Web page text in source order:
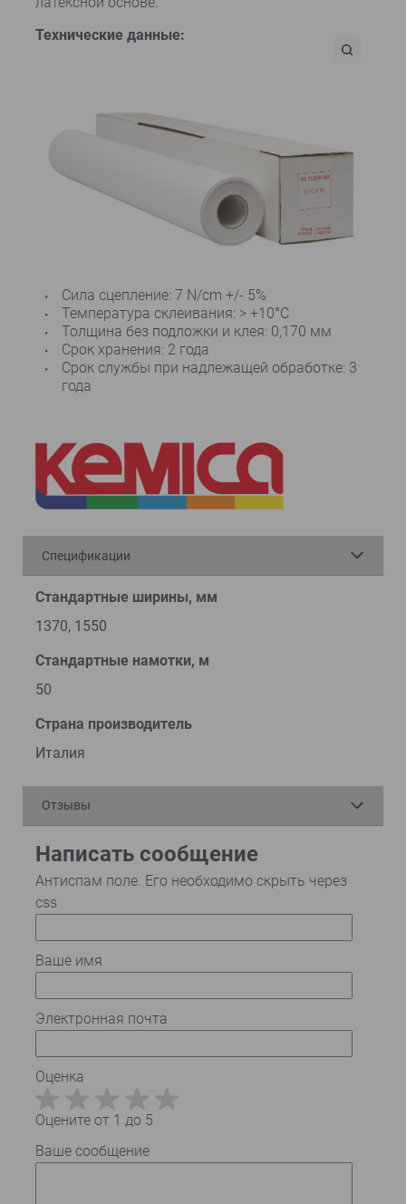
Технические данные:
Сила сцепление: 7 N/cm +/- 5%
Температура склеивания: > +10°C
Толщина без подложки и клея: 0,170 мм
Срок хранения: 2 года
Срок службы при надлежащей обработке: 3
года
Спецификации
Стандартные ширины, мм
1370, 1550
Стандартные намотки, м
50
Страна производитель
Италия
Отзывы
Написать сообщение
Антиспам поле. Его необходимо скрыть через
css
Ваше имя
Электронная почта
Оценка
Оцените от 1 до 5
Ваше сообщение